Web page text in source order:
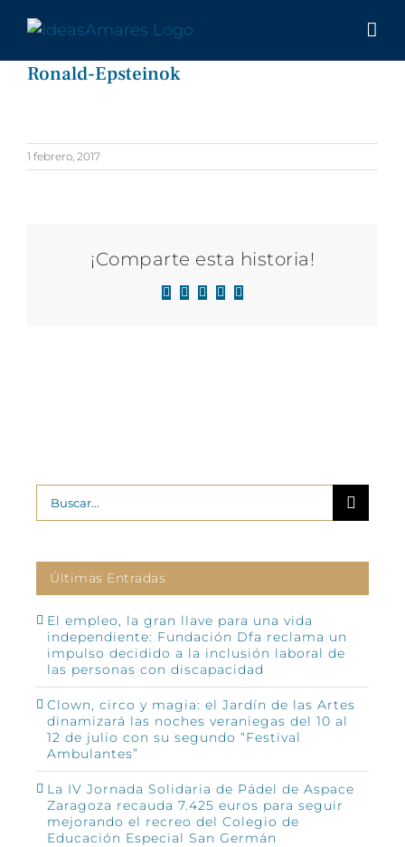
contenido
Ronald-Epsteinok
1 febrero, 2017
¡Comparte esta historia!
Facebook
X LinkedIn
WhatsApp
Correo
Buscar:
Últimas Entradas
El empleo, la gran llave para una vida
independiente: Fundación Dfa reclama un
impulso decidido a la inclusión laboral de
las personas con discapacidad
Clown, circo y magia: el Jardín de las Artes
dinamizará las noches veraniegas del 10 al
12 de julio con su segundo “Festival
Ambulantes”
La IV Jornada Solidaria de Pádel de Aspace
Zaragoza recauda 7.425 euros para seguir
mejorando el recreo del Colegio de
Educación Especial San Germán